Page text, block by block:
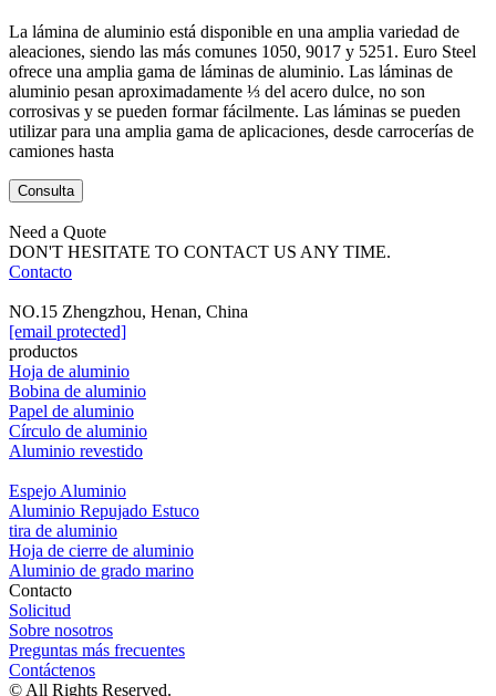
La lámina de aluminio está disponible en una amplia variedad de
aleaciones, siendo las más comunes 1050, 9017 y 5251. Euro Steel
ofrece una amplia gama de láminas de aluminio. Las láminas de
aluminio pesan aproximadamente ⅓ del acero dulce, no son
corrosivas y se pueden formar fácilmente. Las láminas se pueden
utilizar para una amplia gama de aplicaciones, desde carrocerías de
camiones hasta
Consulta
Need a Quote
DON'T HESITATE TO CONTACT US ANY TIME.
Contacto
NO.15 Zhengzhou, Henan, China
[email protected]
productos
Hoja de aluminio
Bobina de aluminio
Papel de aluminio
Círculo de aluminio
Aluminio revestido
Espejo Aluminio
Aluminio Repujado Estuco
tira de aluminio
Hoja de cierre de aluminio
Aluminio de grado marino
Contacto
Solicitud
Sobre nosotros
Preguntas más frecuentes
Contáctenos
© All Rights Reserved.